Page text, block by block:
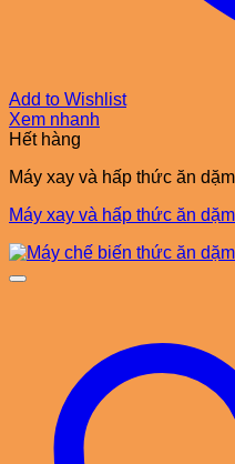
Add to Wishlist
Xem nhanh
Hết hàng
Máy xay và hấp thức ăn dặm
Máy xay và hấp thức ăn